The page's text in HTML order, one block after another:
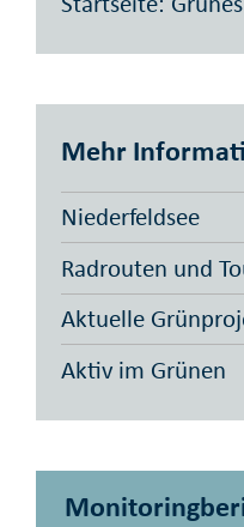
Mehr
Niederfeldsee
Radrouten und
Aktuelle
Aktiv im Grünen